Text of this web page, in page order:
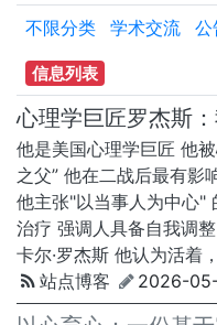
不限分类 学术交流 公
信息列表
心理学巨匠罗杰斯
他是美国心理学巨匠 他
之父” 他在二战后最有影
他主张"以当事人为中心"
治疗 强调人具备自我调
卡尔·罗杰斯 他认为活着
站点博客
2026-